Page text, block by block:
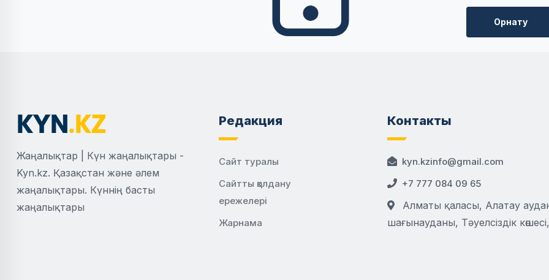
Орнату
Жаңалықтар | Күн жаңалықтары -
Kyn.kz. Қазақстан және әлем
жаңалықтары. Күннің басты
жаңалықтары
Редакция
Сайт туралы
Сайтты қолдану
ережелері
Жарнама
Контакты
kyn.kzinfo@gmail.com
+7 777 084 09 65
Алматы қаласы, Алатау
шағынауданы, Тәуелсіздік